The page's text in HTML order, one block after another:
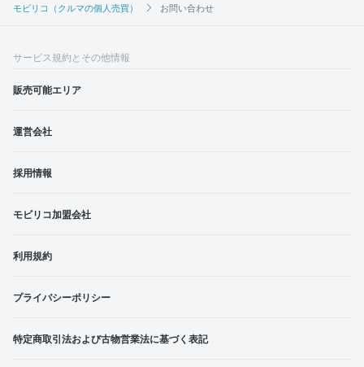
モビリコ（クルマの個人売買） お問い合わせ
サービス規約とその他情報
販売可能エリア
運営会社
採用情報
モビリコ加盟会社
利用規約
プライバシーポリシー
特定商取引法および古物営業法に基づく表記